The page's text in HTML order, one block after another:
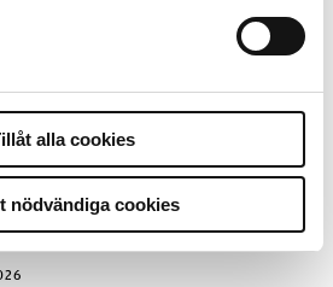
alla cookies
nödvändiga cookies
Det är inte evidenskrav som
polisen
Med för höga krav på evidens
inte göra något alls